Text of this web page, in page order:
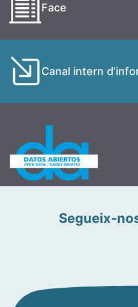
Face
Canal intern
Segueix-